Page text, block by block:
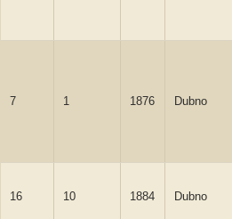
7 1 1876 Dubno
16 10 1884 Dubno